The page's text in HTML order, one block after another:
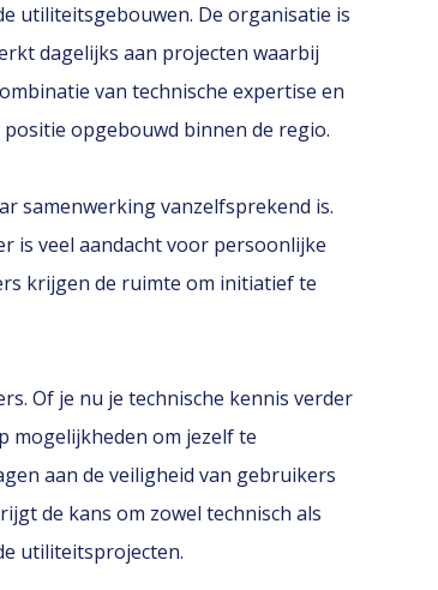
utiliteitsgebouwen. De organisatie is
dagelijks aan projecten waarbij
van technische expertise en
opgebouwd binnen de regio.
samenwerking vanzelfsprekend is.
is veel aandacht voor persoonlijke
krijgen de ruimte om initiatief te
Of je nu je technische kennis verder
mogelijkheden om jezelf te
aan de veiligheid van gebruikers
de kans om zowel technisch als
utiliteitsprojecten.